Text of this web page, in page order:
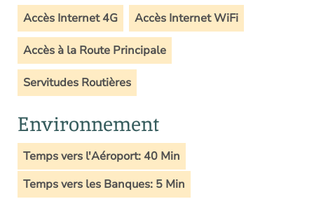
Accès Internet 4G Accès Internet WiFi
Accès à la Route Principale
Servitudes Routières
Environnement
Temps vers l'Aéroport: 40 Min
Temps vers les Banques: 5 Min